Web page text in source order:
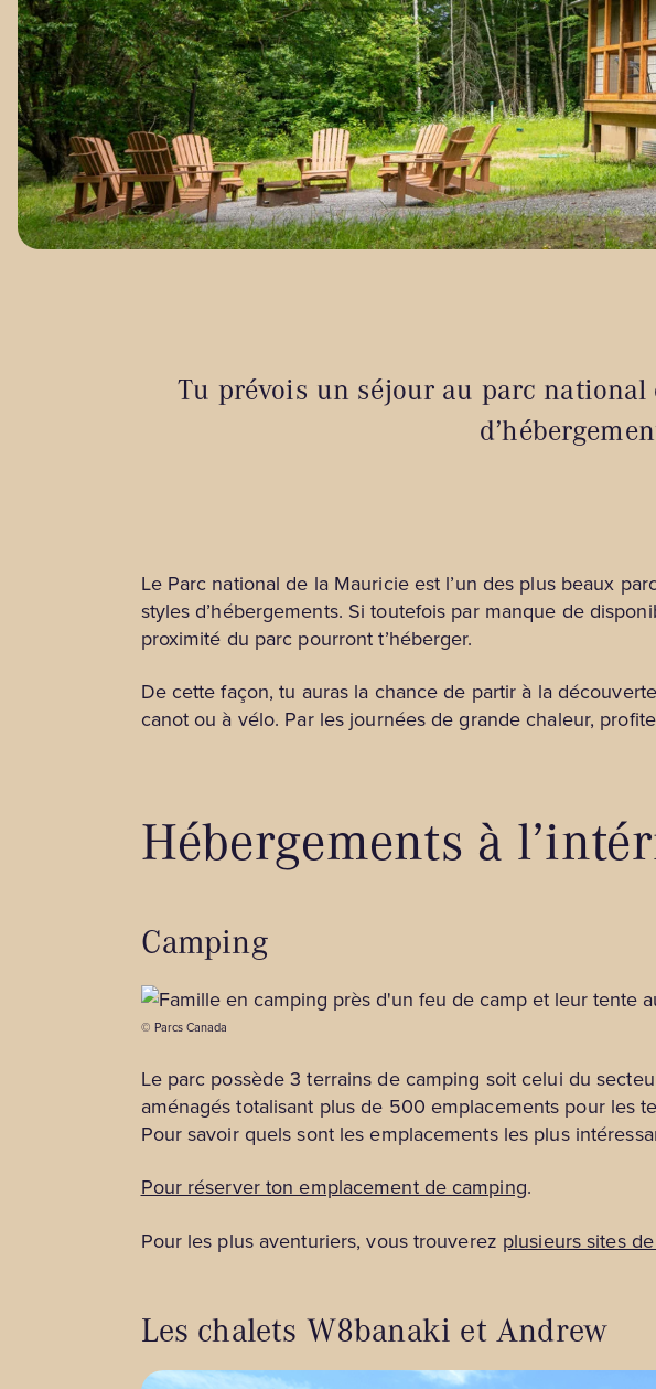
Tu prévois un séjour au parc
Le Parc national de la Mauricie est l’un des plus beaux
styles d’hébergements. Si toutefois par manque de
proximité du parc pourront t’héberger.
De cette façon, tu auras la chance de partir à la
canot ou à vélo. Par les journées de grande chaleur,
Hébergements à
Camping
© Parcs Canada
Le parc possède 3 terrains de camping soit celui du
aménagés totalisant plus de 500 emplacements pour les
Pour savoir quels sont les emplacements les plus
Pour réserver ton emplacement de camping.
Pour les plus aventuriers, vous trouverez plusieurs sites
Les chalets W8banaki et Andrew